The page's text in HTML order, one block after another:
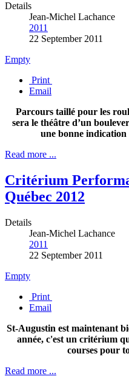
Details
Jean-Michel Lachance
2011
22 September 2011
Empty
Print
Email
Parcours taillé pour les
sera le théâtre d’un
une bonne indication
Read more ...
Critérium
Québec 2012
Details
Jean-Michel Lachance
2011
22 September 2011
Empty
Print
Email
St-Augustin est maintenant
année, c'est un critérium
courses pour
Read more ...